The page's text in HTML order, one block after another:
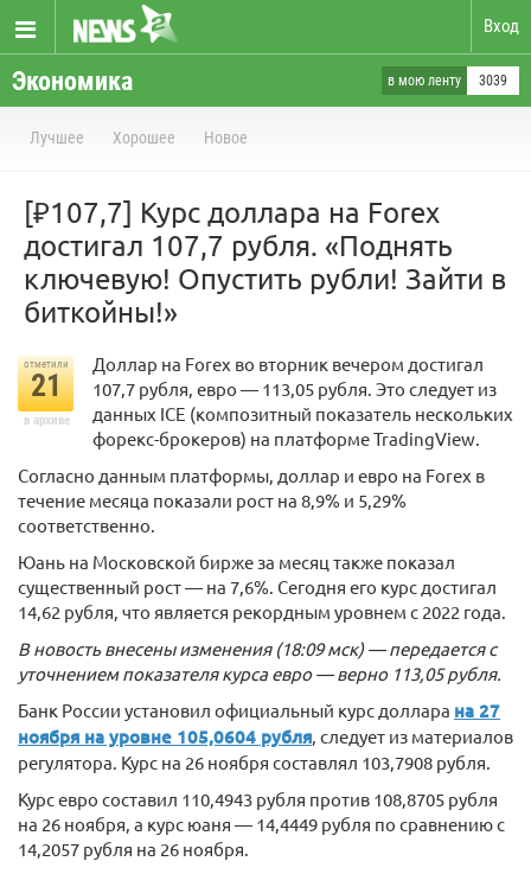
Вход
Экономика в мою ленту 3039
Лучшее Хорошее Новое
[₽107,7] Курс доллара на Forex
достигал 107,7 рубля. «Поднять
ключевую! Опустить рубли! Зайти в
биткойны!»
отметили
21
в архиве
Доллар на Forex во вторник вечером достигал
107,7 рубля, евро — 113,05 рубля. Это следует из
данных ICE (композитный показатель нескольких
форекс-брокеров) на платформе TradingView.
Согласно данным платформы, доллар и евро на Forex в
течение месяца показали рост на 8,9% и 5,29%
соответственно.
Юань на Московской бирже за месяц также показал
существенный рост — на 7,6%. Сегодня его курс достигал
14,62 рубля, что является рекордным уровнем с 2022 года.
В новость внесены изменения (18:09 мск) — передается с
уточнением показателя курса евро — верно 113,05 рубля.
Банк России установил официальный курс доллара на 27
ноября на уровне 105,0604 рубля, следует из материалов
регулятора. Курс на 26 ноября составлял 103,7908 рубля.
Курс евро составил 110,4943 рубля против 108,8705 рубля
на 26 ноября, а курс юаня — 14,4449 рубля по сравнению с
14,2057 рубля на 26 ноября.